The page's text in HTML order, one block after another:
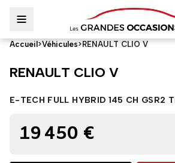
Accueil >Véhicules> RENAULT CLIO V
RENAULT CLIO V
RENAULT CLIO V
E-TECH FULL HYBRID 145 CH GSR2
19 450 €